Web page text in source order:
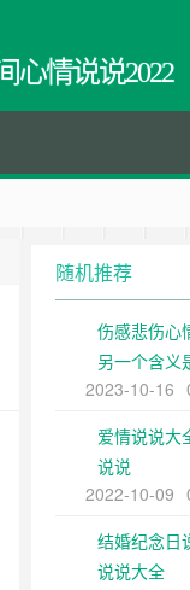
心情说说2022
随机推荐
伤感悲伤心
另一个含义
2023-10-16
爱情说说大
说说
2022-10-09
结婚纪念日
说说大全